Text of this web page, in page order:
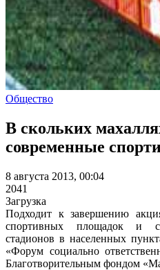
Общество
В скольких
современные
8 августа 2013, 00:04
2041
Загрузка
Подходит к завершению
спортивных площадок и
стадионов в населенных
«Форум социально
Благотворительным фондом